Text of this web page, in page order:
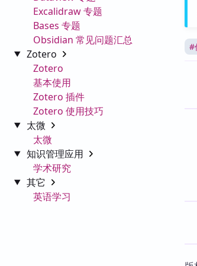
Excalidraw 专题
Bases 专题
Obsidian 常见问题汇总
Zotero
Zotero
基本使用
Zotero 插件
Zotero 使用技巧
太微
太微
知识管理应用
学术研究
其它
英语学习
#